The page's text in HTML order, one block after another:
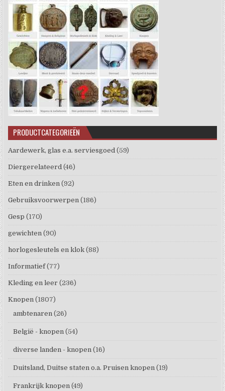
PRODUCTCATEGORIEËN
Aardewerk, glas e.a. serviesgoed (59)
Diergerelateerd (46)
Eten en drinken (92)
Gebruiksvoorwerpen (186)
Gesp (170)
gewichten (90)
horlogesleutels en klok (88)
Informatief (77)
Kleding en leer (236)
Knopen (1807)
ambtenaren (26)
België - knopen (54)
diverse landen - knopen (16)
Duitsland, Duitse staten o.a. Pruisen knopen (19)
Frankrijk knopen (49)